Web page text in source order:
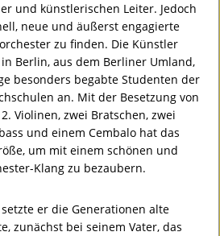
und künstlerischen Leiter. Jedoch
neue und äußerst engagierte
zu finden. Die Künstler
Berlin, aus dem Berliner Umland,
besonders begabte Studenten der
an. Mit der Besetzung von
Violinen, zwei Bratschen, zwei
und einem Cembalo hat das
um mit einem schönen und
Klang zu bezaubern.
er die Generationen alte
zunächst bei seinem Vater, das